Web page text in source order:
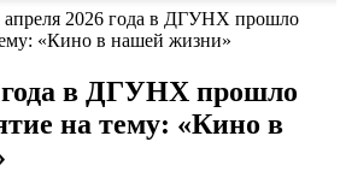
апреля 2026 года в ДГУНХ прошло
«Кино в нашей жизни»
года в ДГУНХ прошло
на тему: «Кино в